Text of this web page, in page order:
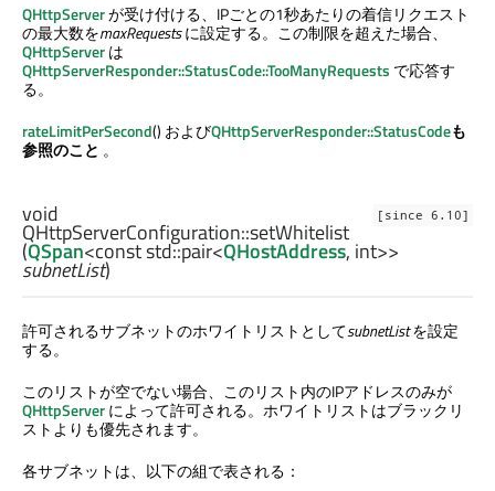
QHttpServerが受け付ける、IPごとの1秒あたりの着信リクエスト
の最大数をmaxRequestsに設定する。この制限を超えた場合、
QHttpServerは
QHttpServerResponder::StatusCode::TooManyRequests で応答す
る。
rateLimitPerSecond() およびQHttpServerResponder::StatusCodeも
参照のこと 。
[since 6.10]
void
QHttpServerConfiguration::setWhitelist
(QSpan<conststd::pair<QHostAddress, int>>
subnetList)
許可されるサブネットのホワイトリストとしてsubnetListを設定
する。
このリストが空でない場合、このリスト内のIPアドレスのみが
QHttpServerによって許可される。ホワイトリストはブラックリ
ストよりも優先されます。
各サブネットは、以下の組で表される：